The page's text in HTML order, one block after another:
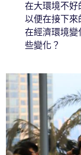
在大環境不好
以便在接下來
在經濟環境變
些變化？